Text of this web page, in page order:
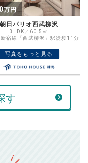
%
万円
万円
計算結果
希望売却価
おすすめ◎
万円
万円
武蔵野スカイハイツ
2SLDK／60.08㎡
新宿線「田無」駅徒歩17分
写真をもっと見る
す